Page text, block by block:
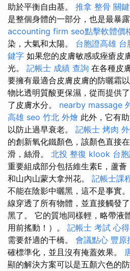
助於平衡自由基。 推拿 整骨 關
是整個身體的一部分，也是最暴
accounting firm seo點擊軟體價
染，大氣和太陽。 台胞證高雄 台
鍵字 如果您的皮膚敏感或痤瘡皮
光。 記帳士 成績 查詢 在各種皮
要擁有最適合皮膚皮膚的防曬霜
物比透明質酸更保濕，從而提供
了皮膚水分。 nearby massage
高雄 seo 竹北 外燴 此外，它有
以防止過早衰老。 記帳士 烤肉
的創新氧化鐵顏色，該顏色直接
滑，絲滑。 北投 整復 klook 台胞
重要組成部分包括維生素E，蘆
和山內山蒙大拿州花。 記帳士課
不能在陰影中曬黑，這不是事實。
線穿透了所有物體，並直接觸發
黑了。 它的質地同樣輕，略帶液
用前搖動！）。 記帳士 考試 心得
需要舒適的干橋。 會議點心 豐原
確標準化，並且沒有掩蓋效果。
顯的解決方案可以是五顏六色的